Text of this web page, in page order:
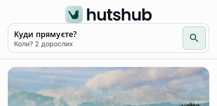
Куди прямуєте?
Коли? 2 дорослих